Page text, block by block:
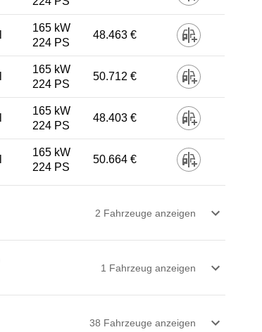
165 kW
224 PS
48.463 €
165 kW
224 PS
50.712 €
165 kW
224 PS
48.403 €
165 kW
224 PS
50.664 €
2 Fahrzeuge anzeigen
1 Fahrzeug anzeigen
38 Fahrzeuge anzeigen